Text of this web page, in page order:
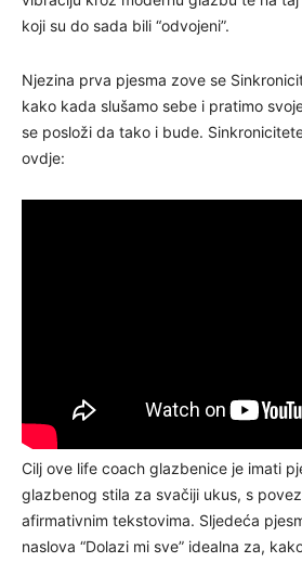
koji su do sada bili “odvojeni”.
Njezina prva pjesma zove se
kako kada slušamo sebe i pratimo
se posloži da tako i bude.
ovdje:
Cilj ove life coach glazbenice je imati
glazbenog stila za svačiji ukus, s
afirmativnim tekstovima. Sljedeća
naslova “Dolazi mi sve” idealna za,